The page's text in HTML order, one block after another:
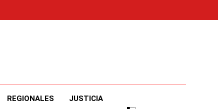
REGIONALES JUSTICIA